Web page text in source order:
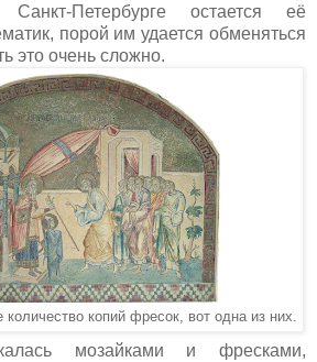
Петербурге остается её
порой им удается обменяться
это очень сложно.
копий фресок, вот одна из них.
мозайками и фресками,